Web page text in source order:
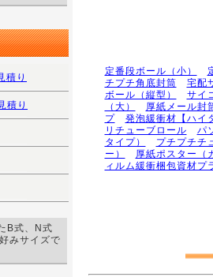
定番段ボール（小）
チプチ角底封筒
宅配
ボール（縦型）
サイ
（大）
厚紙メール封
プ
発泡緩衝材【ハイ
リチューブロール
パ
タイプ）
プチプチチ
ー）
厚紙ポスター（
ィルム緩衝梱包資材プ
積り
積り
B式、N式
みサイズで